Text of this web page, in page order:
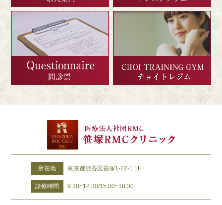
所在地 東京都渋谷区笹塚1-22-1 1F
診療時間 9:30~12:30/15:00~18:30